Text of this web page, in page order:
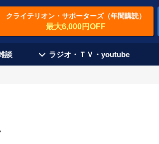
クライテリオン・サポーターズ（年間購読）
最大6,000円OFF
談 ラジオ・ＴＶ・youtube